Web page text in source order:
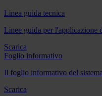
Linea guida tecnica
Linee guida per l'applicazione
Scarica
Foglio informativo
Il foglio informativo del
Scarica